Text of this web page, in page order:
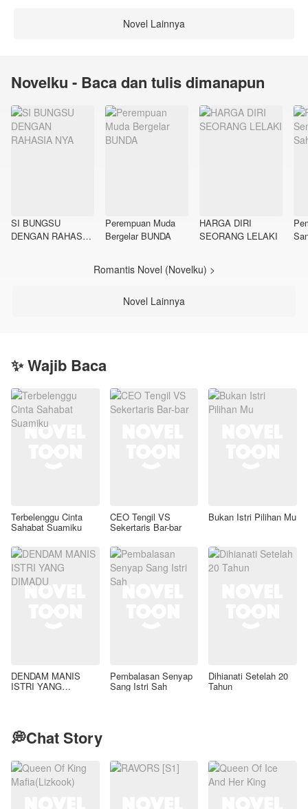
Novel Lainnya
Novelku - Baca dan tulis dimanapun
SI BUNGSU
DENGAN RAHASIA
Perempuan Muda
Bergelar BUNDA
HARGA DIRI
SEORANG LELAKI
Romantis Novel (Novelku) >
Novel Lainnya
✨ Wajib Baca
Terbelenggu Cinta
Sahabat Suamiku
CEO Tengil VS
Sekertaris Bar-bar
Bukan Istri Pilihan Mu
DENDAM MANIS
ISTRI YANG
Pembalasan Senyap
Sang Istri Sah
Dihianati Setelah 20
Tahun
💭Chat Story